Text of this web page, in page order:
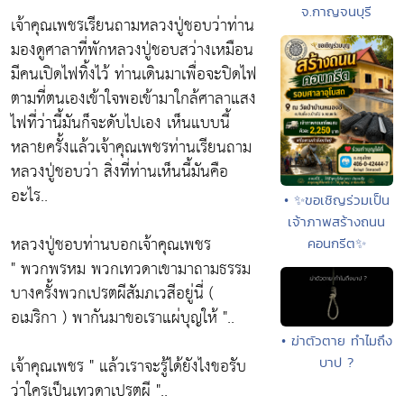
เจ้าคุณเพชรเรียนถามหลวงปู่ชอบว่าท่าน
มองดูศาลาที่พักหลวงปู่ชอบสว่างเหมือน
มีคนเปิดไฟทิ้งไว้ ท่านเดินมาเพื่อจะปิดไฟ
ตามที่ตนเองเข้าใจพอเข้ามาใกล้ศาลาแสง
ไฟที่ว่านี้มันก็จะดับไปเอง เห็นแบบนี้
หลายครั้งแล้วเจ้าคุณเพชรท่านเรียนถาม
หลวงปู่ชอบว่า สิ่งที่ท่านเห็นนี้มันคือ
อะไร..
หลวงปู่ชอบท่านบอกเจ้าคุณเพชร
" พวกพรหม พวกเทวดาเขามาถามธรรม
บางครั้งพวกเปรตผีสัมภเวสีอยู่นี่ (
อเมริกา ) พากันมาขอเราแผ่บุญให้ "..
เจ้าคุณเพชร " แล้วเราจะรู้ได้ยังไงขอรับ
ว่าใครเป็นเทวดาเปรตผี "..
จ.กาญจนบุรี
• ✨ขอเชิญร่วมเป็น
เจ้าภาพสร้างถนน
คอนกรีต✨
• ฆ่าตัวตาย ทำไมถึง
บาป ?